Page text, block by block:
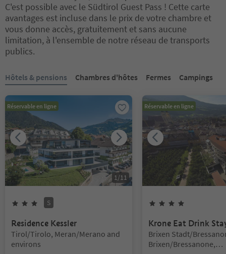
C'est possible avec le Südtirol Guest Pass ! Cette carte
avantages est incluse dans le prix de votre chambre et
vous donne accès, gratuitement et sans aucune
limitation, à l'ensemble de notre réseau de transports
publics.
Hôtels & pensions Chambres d'hôtes Fermes Campings
Réservable en ligne
1 /11
Étoiles
S
Residence Kessler
Emplacement:
Tirol/Tirolo, Meran/Merano and
environs
Réservable en ligne
Krone Eat Drink
Emplacement:
Brixen Stadt/
Brixen/Bressanone,